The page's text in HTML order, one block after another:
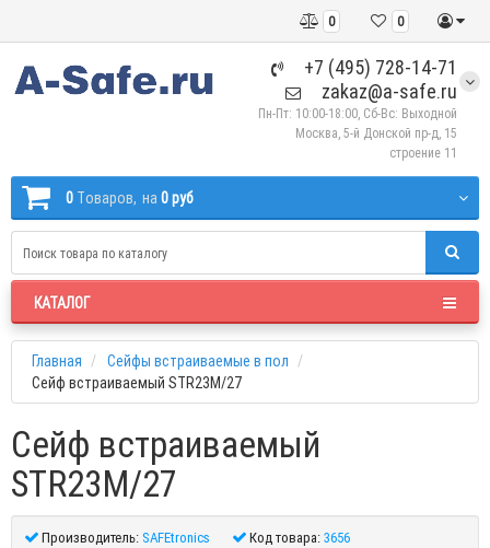
0
0
+7 (495) 728-14-71
zakaz@a-safe.ru
Пн-Пт: 10:00-18:00, Сб-Вс: Выходной
Москва, 5-й Донской пр-д, 15
строение 11
0 Tоваров, на 0 руб
КАТАЛОГ
Главная
Сейфы встраиваемые в пол
Сейф встраиваемый STR23M/27
Сейф встраиваемый
STR23M/27
Производитель:SAFEtronics Код товара:3656